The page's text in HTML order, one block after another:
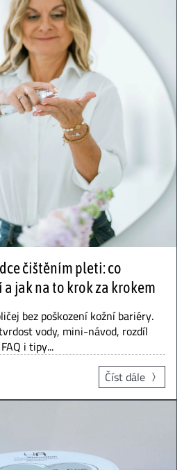
čištěním pleti: co
a jak na to krok za krokem
bez poškození kožní bariéry.
vody, mini-návod, rozdíl
i tipy...
Číst dále